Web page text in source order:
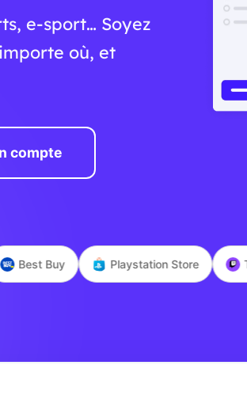
e-sport… Soyez
où, et
compte
Playstation Store Twitch